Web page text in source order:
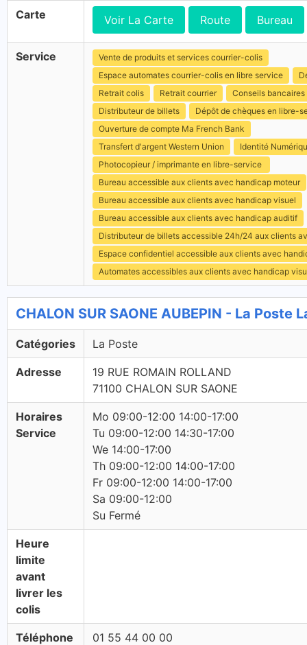
Carte Voir La Carte Route Bureau
Service
Vente de produits et services courrier-colis
Espace automates courrier-colis en libre service
Retrait colis
Retrait courrier
Conseils bancaires
Distributeur de billets
Dépôt de chèques en libre-
Ouverture de compte Ma French Bank
Transfert d'argent Western Union
Identité
Photocopieur / imprimante en libre-service
Bureau accessible aux clients avec handicap moteur
Bureau accessible aux clients avec handicap visuel
Bureau accessible aux clients avec handicap auditif
Distributeur de billets accessible 24h/24 aux clients
Espace confidentiel accessible aux clients avec
Automates accessibles aux clients avec handicap
CHALON SUR SAONE AUBEPIN - La Poste
Catégories La Poste
Adresse
19 RUE ROMAIN ROLLAND
71100 CHALON SUR SAONE
Horaires
Service
Mo 09:00-12:00 14:00-17:00
Tu 09:00-12:00 14:30-17:00
We 14:00-17:00
Th 09:00-12:00 14:00-17:00
Fr 09:00-12:00 14:00-17:00
Sa 09:00-12:00
Su Fermé
Heure
limite
avant
livrer les
colis
Téléphone 01 55 44 00 00